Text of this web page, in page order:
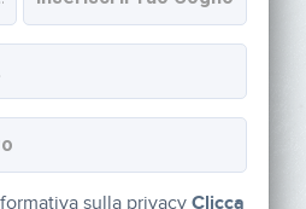
sulla privacyClicca